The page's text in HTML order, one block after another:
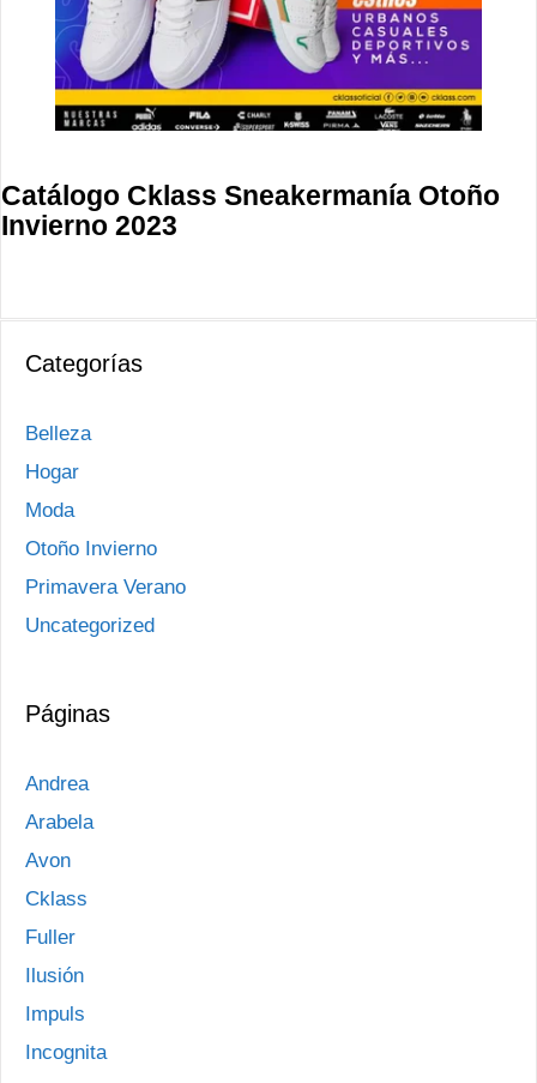
Catálogo Cklass Sneakermanía Otoño
Invierno 2023
Categorías
Belleza
Hogar
Moda
Otoño Invierno
Primavera Verano
Uncategorized
Páginas
Andrea
Arabela
Avon
Cklass
Fuller
Ilusión
Impuls
Incognita